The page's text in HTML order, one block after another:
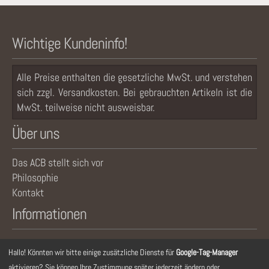
Wichtige Kundeninfo!
Alle Preise enthalten die gesetzliche MwSt. und verstehen
sich zzgl. Versandkosten. Bei gebrauchten Artikeln ist die
MwSt. teilweise nicht ausweisbar.
Über uns
Das ACB stellt sich vor
Philosophie
Kontakt
Informationen
Impressum
Hallo! Könnten wir bitte einige zusätzliche Dienste für Google-Tag-Manager